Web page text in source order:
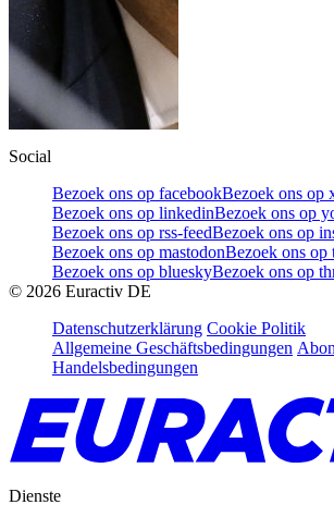
Social
Bezoek ons op facebookBezoek ons op
Bezoek ons op linkedinBezoek ons op
Bezoek ons op rss-feedBezoek ons op
Bezoek ons op mastodonBezoek ons op
Bezoek ons op blueskyBezoek ons op
© 2026 Euractiv DE
Datenschutzerklärung Cookie Politik
Allgemeine Geschäftsbedingungen
Handelsbedingungen
Dienste